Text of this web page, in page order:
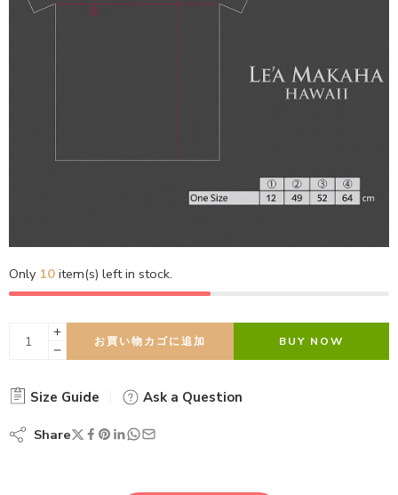
Only 10 item(s) left in stock.
お買い物カゴに追加 BUY NOW
Size Guide Ask a Question
Share